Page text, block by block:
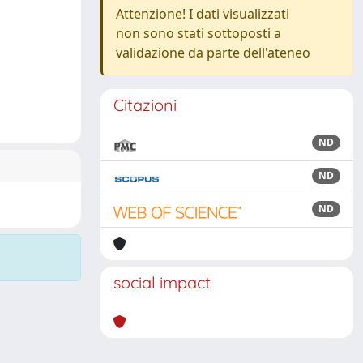
Attenzione! I dati visualizzati
non sono stati sottoposti a
validazione da parte dell'ateneo
Citazioni
ND
ND
ND
social impact